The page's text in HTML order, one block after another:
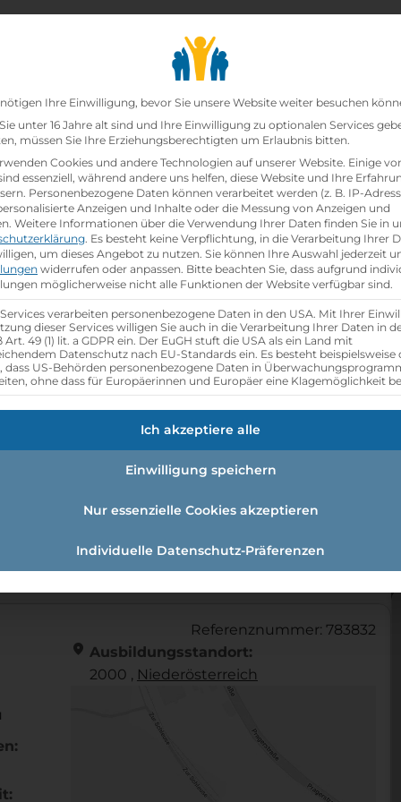
Lehrbetriebesearch
Schwerpunkt
Schwerpunkt
Referenznummer: 783832
location_on Ausbildungsstandort:
2000 , Nieder­österreich
Datenschutz-
Ihre Einwilligung, bevor Sie unsere Website weiter besuchen
unter 16 Jahre alt sind und Ihre Einwilligung zu optionalen Services
müssen Sie Ihre Erziehungsberechtigten um Erlaubnis bitten.
Cookies und andere Technologien auf unserer Website. Einige
essenziell, während andere uns helfen, diese Website und Ihre
Personenbezogene Daten können verarbeitet werden (z. B. IP-
Anzeigen und Inhalte oder die Messung von Anzeigen und
Weitere Informationen über die Verwendung Ihrer Daten finden Sie in
. Es besteht keine Verpflichtung, in die Verarbeitung Ihrer
um dieses Angebot zu nutzen. Sie können Ihre Auswahl jederzeit
widerrufen oder anpassen. Bitte beachten Sie, dass aufgrund
möglicherweise nicht alle Funktionen der Website verfügbar sind.
verarbeiten personenbezogene Daten in den USA. Mit Ihrer
dieser Services willigen Sie auch in die Verarbeitung Ihrer Daten in
Art. 49 (1) lit. a GDPR ein. Der EuGH stuft die USA als ein Land mit
Datenschutz nach EU-Standards ein. Es besteht beispielsweise
dass US-Behörden personenbezogene Daten in
ohne dass für Europäerinnen und Europäer eine Klagemöglichkeit
Ich akzeptiere alle
Einwilligung speichern
Nur essenzielle Cookies akzeptieren
Individuelle Datenschutz-Präferenzen